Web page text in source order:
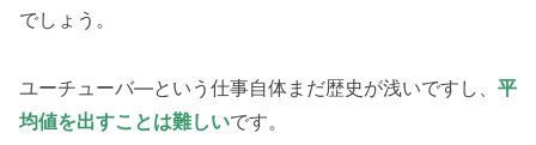
でしょう。
ユーチューバ―という仕事自体まだ歴史が浅いですし、 平
均値を出すことは難しいです。